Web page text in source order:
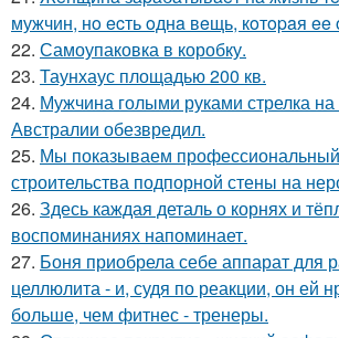
мужчин, нo ecть oднa вeщь, кoтopaя ee
22. Самоупаковка в коробку.
23. Таунхаус площадью 200 кв.
24. Мужчина голыми руками стрелка
Австралии обезвредил.
25. Мы показываем
строительства подпорной стены на
26. Здесь каждая деталь о корнях и
воспоминаниях напоминает.
27. Боня приобрела себе аппарат для
целлюлита - и, судя по реакции, он ей
больше, чем фитнес - тренеры.